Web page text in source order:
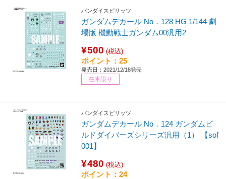
バンダイスピリッツ
ガンダムデカール No．128 HG 1/144 劇
場版 機動戦士ガンダム00汎用2
¥500 (税込)
ポイント：25
発売日：2021/12/18発売
在庫限り
バンダイスピリッツ
ガンダムデカール No．124 ガンダムビ
ルドダイバーズシリーズ汎用（1） 【sof
001】
¥480 (税込)
ポイント：24